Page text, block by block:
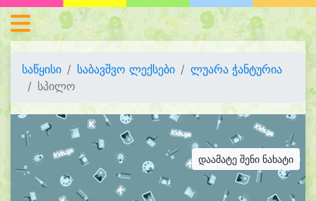
საწყისი საბავშვო ლექსები
ლუარა ჭანტურია
სპილო
დაამატე შენი ნახატი